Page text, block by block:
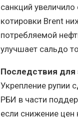
санкций
котировки Brent
потребляемой
улучшает сальдо
Последствия для
Укрепление рупии
РБИ в части
если снижение цен